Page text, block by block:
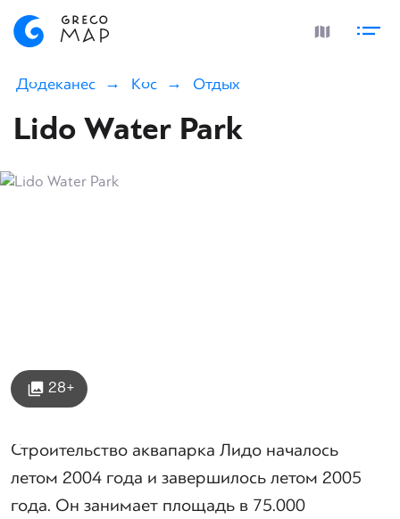
Додеканес Кос Отдых
Lido Water Park
28+
Строительство аквапарка Лидо началось
летом 2004 года и завершилось летом 2005
года. Он занимает площадь в 75.000